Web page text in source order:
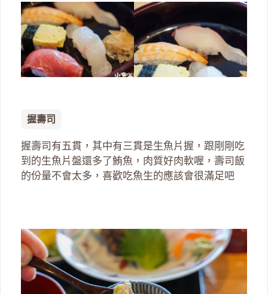
握壽司
握壽司有五貫，其中有三貫是生魚片握，跟剛剛吃
到的生魚片盤還多了鮪魚，肉質好肉軟喔，壽司飯
的份量不會太多，喜歡吃魚生的應該會很滿足吧